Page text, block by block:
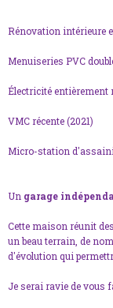
Rénovation intérieure
Menuiseries PVC
Électricité entièrement
VMC récente (2021)
Micro-station
Un garage
Cette maison réunit
un beau terrain, de
d'évolution qui
Je serai ravie de vous